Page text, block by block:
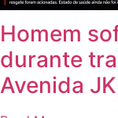
Homem
durante
Avenida